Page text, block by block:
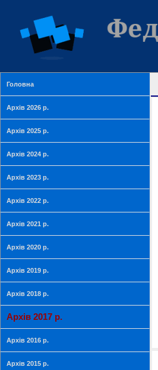
Головна
Архів 2026 р.
Архів 2025 р.
Архів 2024 р.
Архів 2023 р.
Архів 2022 р.
Архів 2021 р.
Архів 2020 р.
Архів 2019 р.
Архів 2018 р.
Архів 2017 р.
Архів 2016 р.
Архів 2015 р.